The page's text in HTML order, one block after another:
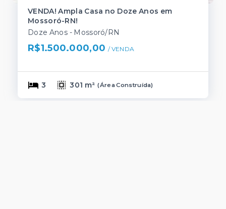
VENDA! Ampla Casa no Doze Anos em
Mossoró-RN!
Doze Anos - Mossoró/RN
R$1.500.000,00 / VENDA
3 301 m² (Área Construída)